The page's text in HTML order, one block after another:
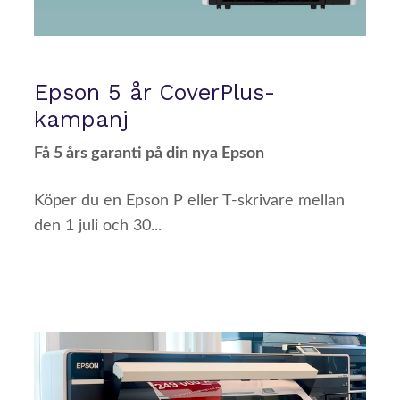
Epson 5 år CoverPlus-
kampanj
Få 5 års garanti på din nya Epson
Köper du en Epson P eller T-skrivare mellan
den 1 juli och 30...